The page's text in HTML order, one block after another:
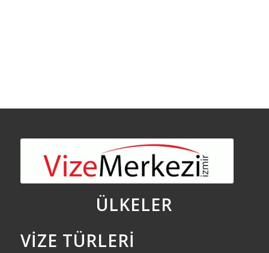
ÜLKELER
VIZE TÜRLERI